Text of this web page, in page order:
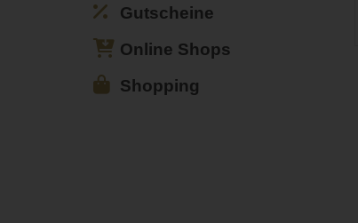
Gutscheine
Online Shops
Shopping